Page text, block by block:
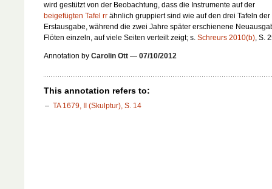
wird gestützt von der Beobachtung, dass die Instrumente auf der
beigefügten Tafel rr ähnlich gruppiert sind wie auf den drei Tafeln der
Erstausgabe, während die zwei Jahre später erschienene
Flöten einzeln, auf viele Seiten verteilt zeigt; s. Schreurs 2010(b), S.
Annotation by Carolin Ott — 07/10/2012
This annotation refers to:
TA 1679, II (Skulptur), S. 14